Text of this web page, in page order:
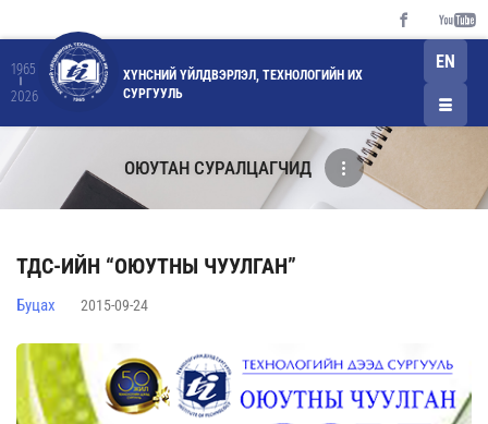
1965
2026
ХҮНСНИЙ ҮЙЛДВЭРЛЭЛ, ТЕХНОЛОГИЙН ИХ
СУРГУУЛЬ
EN
ОЮУТАН СУРАЛЦАГЧИД
ТДС-ИЙН “ОЮУТНЫ ЧУУЛГАН”
Буцах 2015-09-24